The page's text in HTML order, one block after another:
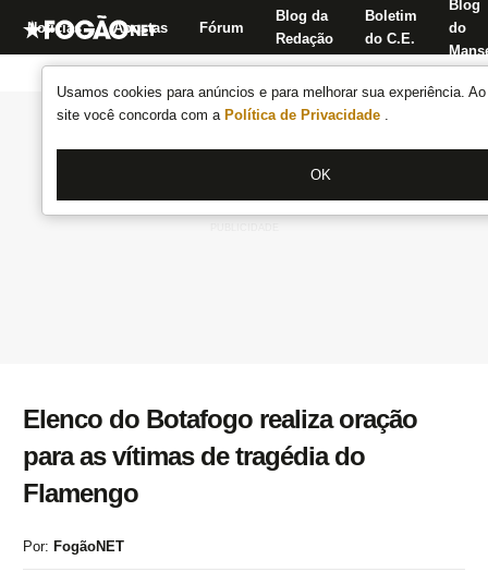
Usamos cookies para anúncios e para melhorar sua experiência.
site você concorda com a Política de Privacidade .
OK
Notícias Apostas Fórum
Blog da
Redação
Boletim
do C.E.
Blog
do
Elenco do Botafogo realiza oração
para as vítimas de tragédia do
Flamengo
Por: FogãoNET